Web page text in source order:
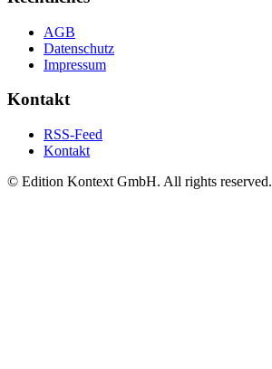
AGB
Datenschutz
Impressum
Kontakt
RSS-Feed
Kontakt
© Edition Kontext GmbH. All rights reserved.